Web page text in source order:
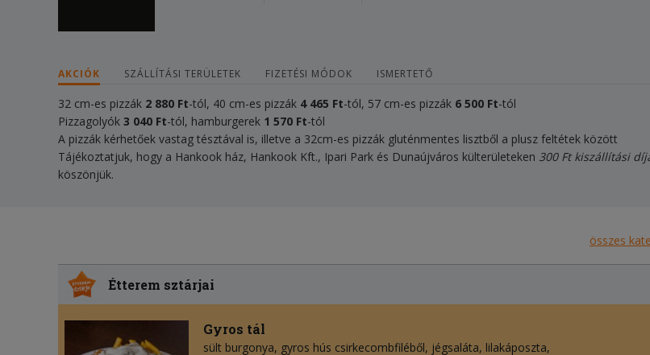
AKCIÓK SZÁLLÍTÁSI TERÜLETEK FIZETÉSI MÓDOK ISMERTETŐ
32 cm-es pizzák 2 880 Ft-tól, 40 cm-es pizzák 4 465 Ft-tól, 57 cm-es pizzák 6 500 Ft-tól
Pizzagolyók 3 040 Ft-tól, hamburgerek 1 570 Ft-tól
A pizzák kérhetőek vastag tésztával is, illetve a 32cm-es pizzák gluténmentes lisztből a plusz feltétek között
Tájékoztatjuk, hogy a Hankook ház, Hankook Kft., Ipari Park és Dunaújváros külterületeken 300 Ft kiszállítási
köszönjük.
összes
Étterem sztárjai
Gyros tál
sült burgonya gyros hús csirkecombfiléből jégsaláta lilakáposzta